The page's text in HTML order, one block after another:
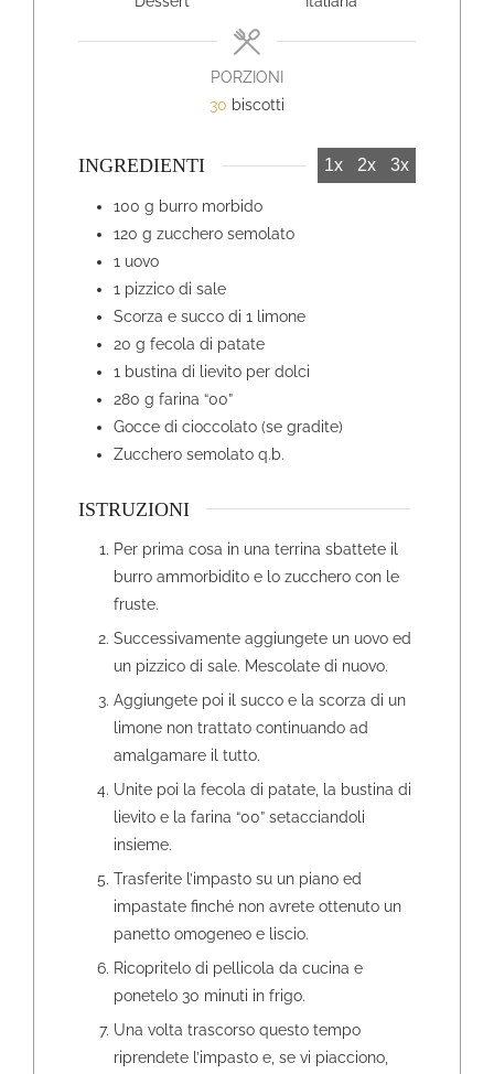
PORZIONI
30 biscotti
INGREDIENTI 1x 2x 3x
100 g burro morbido
120 g zucchero semolato
1 uovo
1 pizzico di sale
Scorza e succo di 1 limone
20 g fecola di patate
1 bustina di lievito per dolci
280 g farina “00”
Gocce di cioccolato (se gradite)
Zucchero semolato q.b.
ISTRUZIONI
Per prima cosa in una terrina sbattete il
burro ammorbidito e lo zucchero con le
fruste.
Successivamente aggiungete un uovo ed
un pizzico di sale. Mescolate di nuovo.
Aggiungete poi il succo e la scorza di un
limone non trattato continuando ad
amalgamare il tutto.
Unite poi la fecola di patate, la bustina di
lievito e la farina “00” setacciandoli
insieme.
Trasferite l’impasto su un piano ed
impastate finché non avrete ottenuto un
panetto omogeneo e liscio.
Ricopritelo di pellicola da cucina e
ponetelo 30 minuti in frigo.
Una volta trascorso questo tempo
riprendete l’impasto e, se vi piacciono,